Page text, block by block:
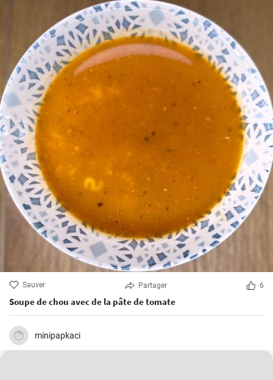
Sauver Partager 6
Soupe de chou avec de la pâte de tomate
minipapkaci